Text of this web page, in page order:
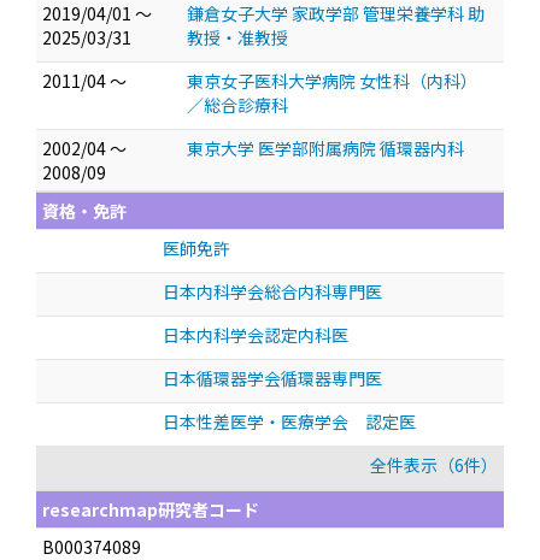
2019/04/01 ～
2025/03/31
鎌倉女子大学 家政学部 管理栄養学科 助
教授・准教授
2011/04 ～
東京女子医科大学病院 女性科（内科）
／総合診療科
2002/04 ～
2008/09
東京大学 医学部附属病院 循環器内科
資格・免許
医師免許
日本内科学会総合内科専門医
日本内科学会認定内科医
日本循環器学会循環器専門医
日本性差医学・医療学会 認定医
全件表示（6件）
researchmap研究者コード
B000374089